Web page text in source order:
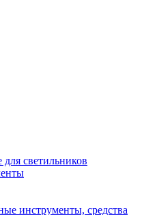
светильников
инструменты, средства